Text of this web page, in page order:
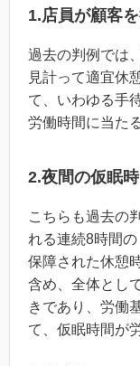
1.店員が顧客
過去の判例では
見計って適宜休
て、いわゆる手
労働時間に当た
2.夜間の仮眠
こちらも過去の
れる連続8時間
保障された休憩
含め、全体とし
きであり、労働
て、仮眠時間が